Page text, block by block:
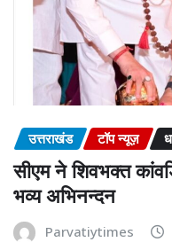
उत्तराखंड टॉप न्यूज़
सीएम ने शिवभक्त
भव्य अभिनन्दन
Parvatiytimes